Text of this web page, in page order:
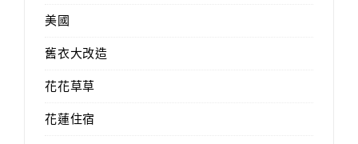
美國
舊衣大改造
花花草草
花蓮住宿